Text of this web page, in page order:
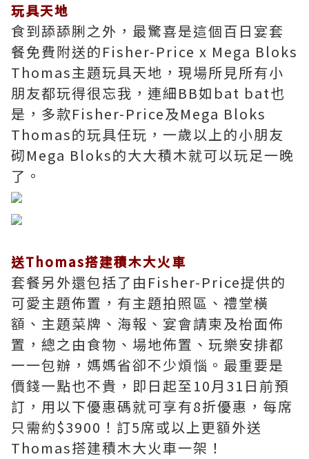
玩具天地
食到舔舔脷之外，最驚喜是這個百日宴套
餐免費附送的Fisher-Price x Mega Bloks
Thomas主題玩具天地，現場所見所有小
朋友都玩得很忘我，連細BB如bat bat也
是，多款Fisher-Price及Mega Bloks
Thomas的玩具任玩，一歲以上的小朋友
砌Mega Bloks的大大積木就可以玩足一晚
了。
送Thomas搭建積木大火車
套餐另外還包括了由Fisher-Price提供的
可愛主題佈置，有主題拍照區、禮堂橫
額、主題菜牌、海報、宴會請柬及枱面佈
置，總之由食物、場地佈置、玩樂安排都
一一包辦，媽媽省卻不少煩惱。最重要是
價錢一點也不貴，即日起至10月31日前預
訂，用以下優惠碼就可享有8折優惠，每席
只需約$3900！訂5席或以上更額外送
Thomas搭建積木大火車一架！